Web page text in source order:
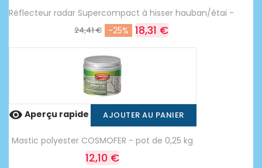
Réflecteur radar Supercompact à hisser hauban/étai -
24,41 € -25% 18,31 €
 Aperçu rapide AJOUTER AU PANIER
Mastic polyester COSMOFER - pot de 0,25 kg
12,10 €